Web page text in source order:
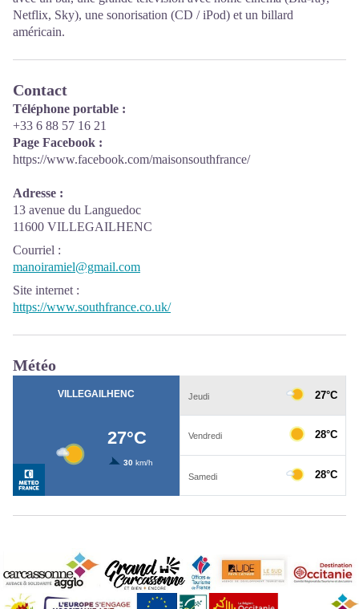
Netflix, Sky), une sonorisation (CD / iPod) et un billard
américain.
Contact
Téléphone portable :
+33 6 88 57 16 21
Page Facebook :
https://www.facebook.com/maisonsouthfrance/
Adresse :
13 avenue du Languedoc
11600 VILLEGAILHENC
Courriel :
manoiramiel@gmail.com
Site internet :
https://www.southfrance.co.uk/
Météo